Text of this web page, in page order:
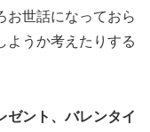
お世話になっておら
ようか考えたりする
ゼント、バレンタイ